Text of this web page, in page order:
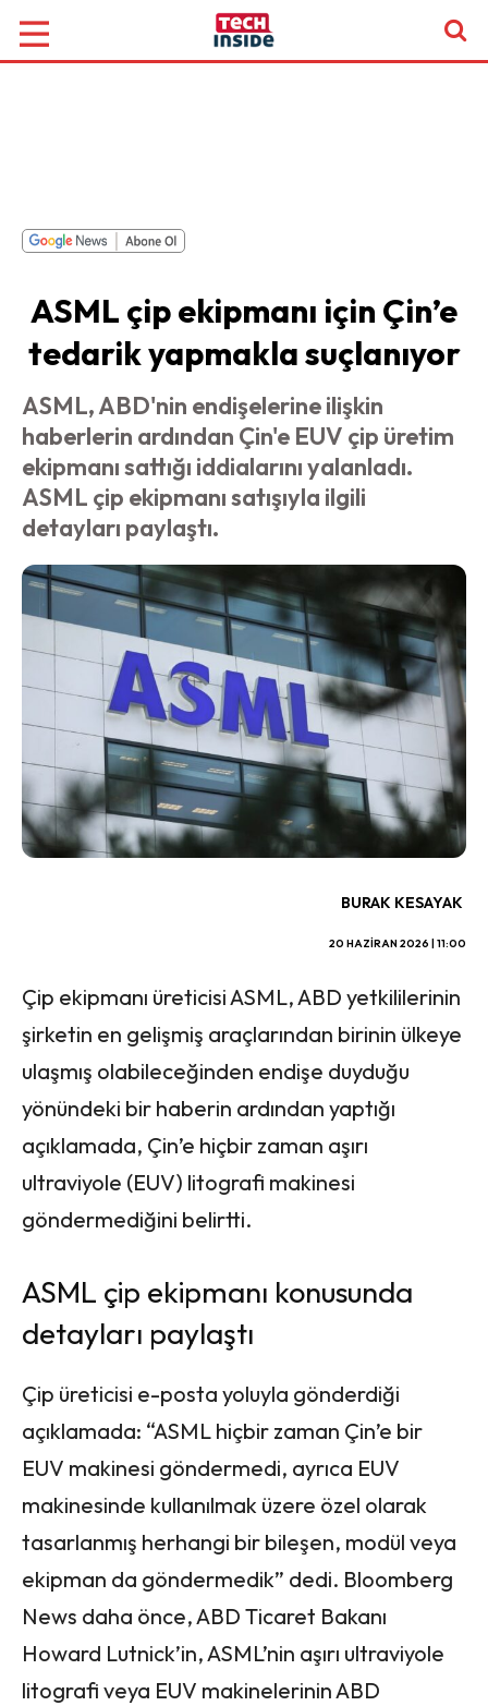
ASML çip ekipmanı için Çin’e
tedarik yapmakla suçlanıyor
ASML, ABD'nin endişelerine ilişkin
haberlerin ardından Çin'e EUV çip üretim
ekipmanı sattığı iddialarını yalanladı.
ASML çip ekipmanı satışıyla ilgili
detayları paylaştı.
BURAK KESAYAK
20 HAZIRAN 2026 | 11:00
Çip ekipmanı üreticisi ASML, ABD yetkililerinin
şirketin en gelişmiş araçlarından birinin ülkeye
ulaşmış olabileceğinden endişe duyduğu
yönündeki bir haberin ardından yaptığı
açıklamada, Çin’e hiçbir zaman aşırı
ultraviyole (EUV) litografi makinesi
göndermediğini belirtti.
ASML çip ekipmanı konusunda
detayları paylaştı
Çip üreticisi e-posta yoluyla gönderdiği
açıklamada: “ASML hiçbir zaman Çin’e bir
EUV makinesi göndermedi, ayrıca EUV
makinesinde kullanılmak üzere özel olarak
tasarlanmış herhangi bir bileşen, modül veya
ekipman da göndermedik” dedi. Bloomberg
News daha önce, ABD Ticaret Bakanı
Howard Lutnick’in, ASML’nin aşırı ultraviyole
litografi veya EUV makinelerinin ABD